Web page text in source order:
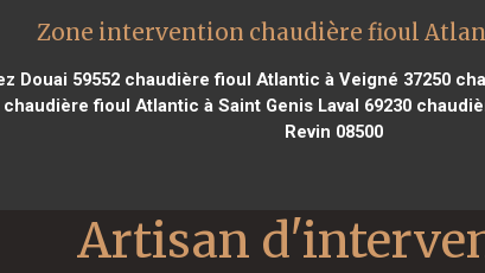
Zone intervention chaudière fioul
Douai 59552 chaudière fioul Atlantic à Veigné 37250
fioul Atlantic à Saint Genis Laval 69230
Revin 08500
Artisan